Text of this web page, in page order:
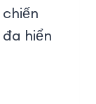
hiển